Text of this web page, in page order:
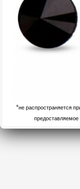
*не распространяется